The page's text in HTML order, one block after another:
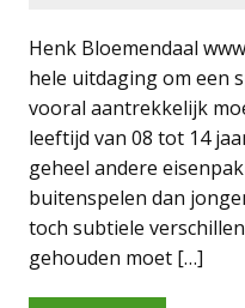
Henk Bloemendaal
hele uitdaging om een
vooral aantrekkelijk
leeftijd van 08 tot 14
geheel andere
buitenspelen dan
toch subtiele
gehouden moet […]